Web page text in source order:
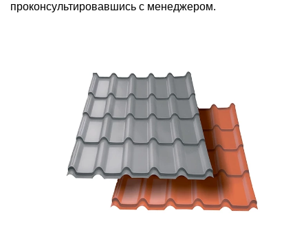
проконсультировавшись с менеджером.